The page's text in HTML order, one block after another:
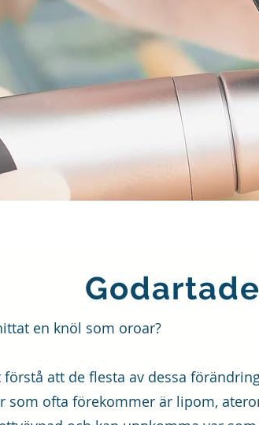
en knöl som oroar?
att de flesta av dessa
som ofta förekommer är lipom,